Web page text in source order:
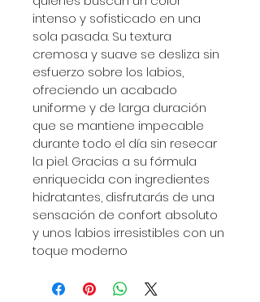
intenso y sofisticado en una
sola pasada. Su textura
cremosa y suave se desliza sin
esfuerzo sobre los labios,
ofreciendo un acabado
uniforme y de larga duración
que se mantiene impecable
durante todo el día sin resecar
la piel. Gracias a su fórmula
enriquecida con ingredientes
hidratantes, disfrutarás de una
sensación de confort absoluto
y unos labios irresistibles con un
toque moderno